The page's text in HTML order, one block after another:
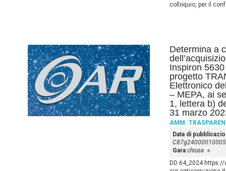
colloquio, per il
Determina a
Inspiron
progetto
Elettronico
– MEPA, ai
1, lettera b)
31 marzo
AMM.
Data di
C87g24000010005
Gara chiusa
DD 64_2024